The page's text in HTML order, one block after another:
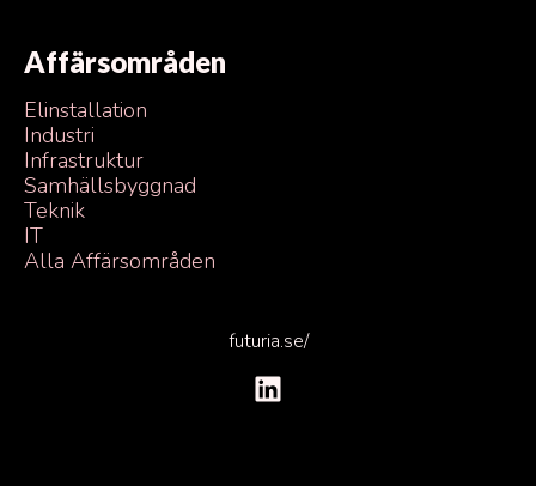
Affärsområden
Elinstallation
Industri
Infrastruktur
Samhällsbyggnad
Teknik
IT
Alla Affärsområden
futuria.se/